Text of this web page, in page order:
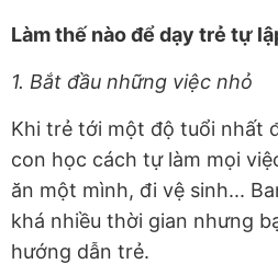
Làm thế nào để dạy trẻ tự
1. Bắt đầu những việc nhỏ
Khi trẻ tới một độ tuổi nhất
con học cách tự làm mọi
ăn một mình, đi vệ sinh...
khá nhiều thời gian nhưng
hướng dẫn trẻ.